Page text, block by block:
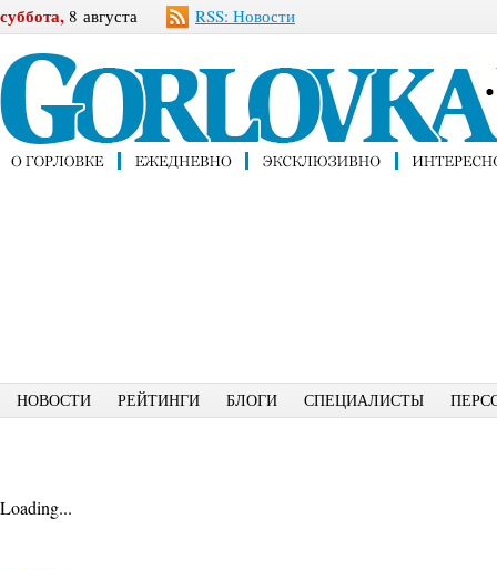
суббота, 8 августа RSS: Новости
НОВОСТИ РЕЙТИНГИ БЛОГИ СПЕЦИАЛИСТЫ
Loading...